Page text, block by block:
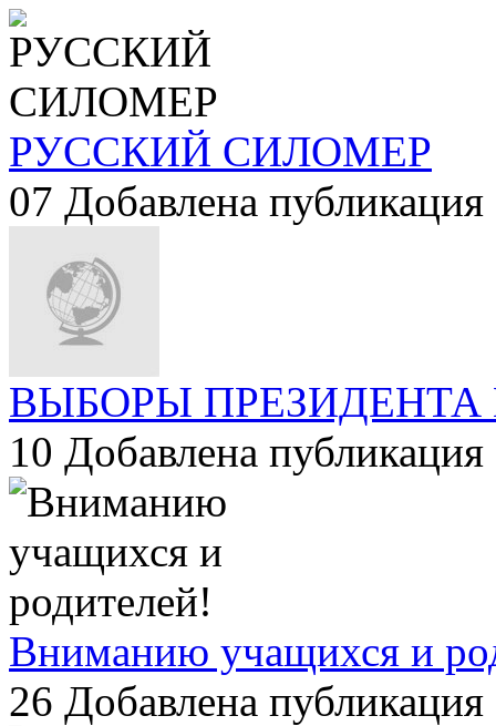
РУССКИЙ СИЛОМЕР
07 Добавлена
ВЫБОРЫ ПРЕЗИДЕНТА
10 Добавлена
Вниманию учащихся и
26 Добавлена